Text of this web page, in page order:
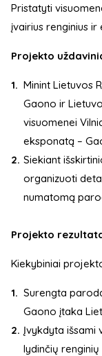
Pristatyti
įvairius renginius ir
Projekto
Minint Lietuvos
Gaono ir
visuomenei
eksponatą –
Siekiant
organizuoti
numatomą
Projekto
Kiekybiniai
Surengta paroda
Gaono įtaka
Įvykdyta išsami
lydinčių